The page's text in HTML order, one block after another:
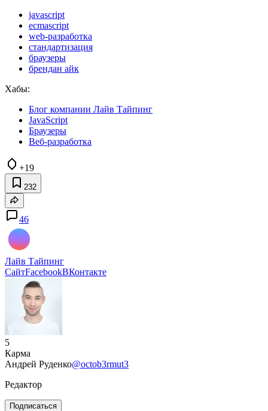
javascript
ecmascript
web-разработка
стандартизация
браузеры
брендан айк
Хабы:
Блог компании Лайв Тайпинг
JavaScript
Браузеры
Веб-разработка
+19
232
46
Лайв Тайпинг
СайтFacebookВКонтакте
5
Карма
Андрей Руденко@octob3rmut3
Редактор
Подписаться